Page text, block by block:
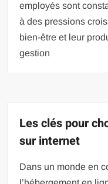
employés sont
à des pressions
bien-être et leur
gestion
Les clés pour
sur internet
Dans un monde en